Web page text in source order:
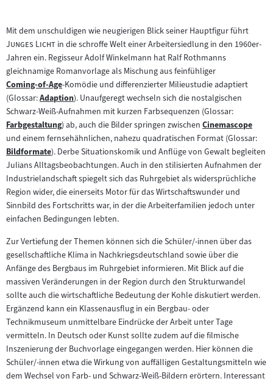
Mit dem unschuldigen wie neugierigen Blick seiner Hauptfigur führt"
Junges Licht"in die schroffe Welt einer Arbeitersiedlung in den 1960er-
Jahren ein. Regisseur Adolf Winkelmann hat Ralf Rothmanns
gleichnamige Romanvorlage als Mischung aus feinfühliger
Zum
Inhalt:
Coming-of-Age-Komödie und differenzierter Milieustudie adaptiert
(Glossar:Zum
Inhalt:
Adaption). Unaufgeregt wechseln sich die nostalgischen
Schwarz-Weiß-Aufnahmen mit kurzen Farbsequenzen (Glossar:
Zum
Inhalt:
Farbgestaltung) ab, auch die Bilder springen zwischen Zum
Inhalt:
Cinemascope
und einem fernsehähnlichen, nahezu quadratischen Format (Glossar:
Zum
Inhalt:
Bildformate). Derbe Situationskomik und Anflüge von Gewalt begleiten
Julians Alltagsbeobachtungen. Auch in den stilisierten Aufnahmen der
Industrielandschaft spiegelt sich das Ruhrgebiet als widersprüchliche
Region wider, die einerseits Motor für das Wirtschaftswunder und
Sinnbild des Fortschritts war, in der die Arbeiterfamilien jedoch unter
einfachen Bedingungen lebten.
Zur Vertiefung der Themen können sich die Schüler/-innen über das
gesellschaftliche Klima in Nachkriegsdeutschland sowie über die
Anfänge des Bergbaus im Ruhrgebiet informieren. Mit Blick auf die
massiven Veränderungen in der Region durch den Strukturwandel
sollte auch die wirtschaftliche Bedeutung der Kohle diskutiert werden.
Ergänzend kann ein Klassenausflug in ein Bergbau- oder
Technikmuseum unmittelbare Eindrücke der Arbeit unter Tage
vermitteln. In Deutsch oder Kunst sollte zudem auf die filmische
Inszenierung der Buchvorlage eingegangen werden. Hier können die
Schüler/-innen etwa die Wirkung von auffälligen Gestaltungsmitteln wie
dem Wechsel von Farb- und Schwarz-Weiß-Bildern erörtern. Interessant